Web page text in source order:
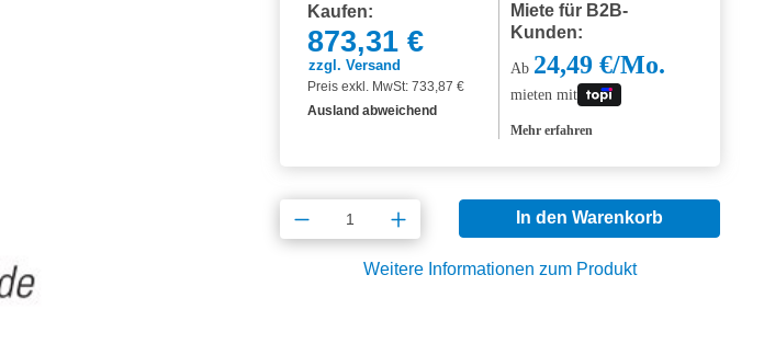
Kaufen:
873,31 €
zzgl. Versand
Preis exkl. MwSt: 733,87 €
Ausland abweichend
Miete für B2B-
Kunden:
Ab 24,49 €/Mo.
mieten mit
Mehr erfahren
Produkt Anzahl: Gib den gewünschten
In den Warenkorb
Weitere Informationen zum Produkt